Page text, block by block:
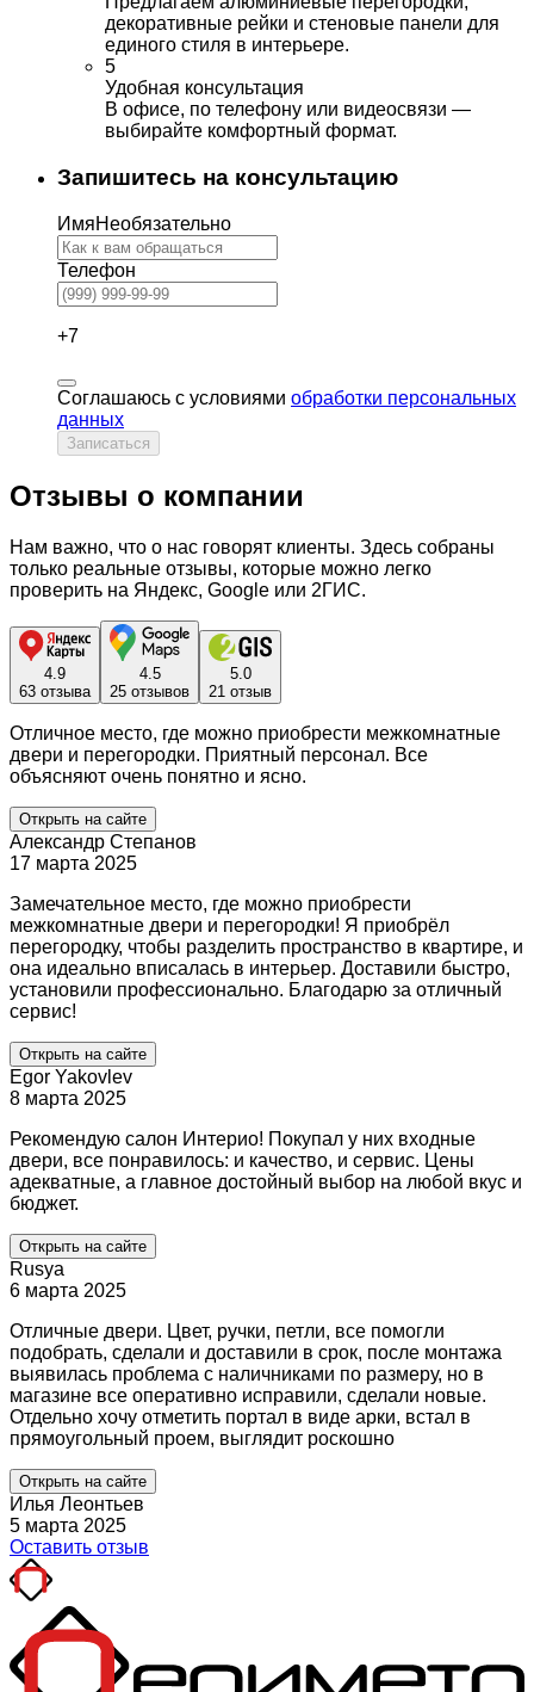
декоративные рейки и стеновые панели для
единого стиля в интерьере.
5
Удобная консультация
В офисе, по телефону или видеосвязи —
выбирайте комфортный формат.
Запишитесь на консультацию
ИмяНеобязательно
Телефон
+7
Соглашаюсь с условиями обработки персональных
данных
Записаться
Отзывы о компании
Нам важно, что о нас говорят клиенты. Здесь собраны
только реальные отзывы, которые можно легко
проверить на Яндекс, Google или 2ГИС.
4.9
63 отзыва
4.5
25 отзывов
5.0
21 отзыв
Отличное место, где можно приобрести межкомнатные
двери и перегородки. Приятный персонал. Все
объясняют очень понятно и ясно.
Открыть на сайте
Александр Степанов
17 марта 2025
Замечательное место, где можно приобрести
межкомнатные двери и перегородки! Я приобрёл
перегородку, чтобы разделить пространство в квартире, и
она идеально вписалась в интерьер. Доставили быстро,
установили профессионально. Благодарю за отличный
сервис!
Открыть на сайте
Egor Yakovlev
8 марта 2025
Рекомендую салон Интерио! Покупал у них входные
двери, все понравилось: и качество, и сервис. Цены
адекватные, а главное достойный выбор на любой вкус и
бюджет.
Открыть на сайте
Rusya
6 марта 2025
Отличные двери. Цвет, ручки, петли, все помогли
подобрать, сделали и доставили в срок, после монтажа
выявилась проблема с наличниками по размеру, но в
магазине все оперативно исправили, сделали новые.
Отдельно хочу отметить портал в виде арки, встал в
прямоугольный проем, выглядит роскошно
Открыть на сайте
Илья Леонтьев
5 марта 2025
Оставить отзыв